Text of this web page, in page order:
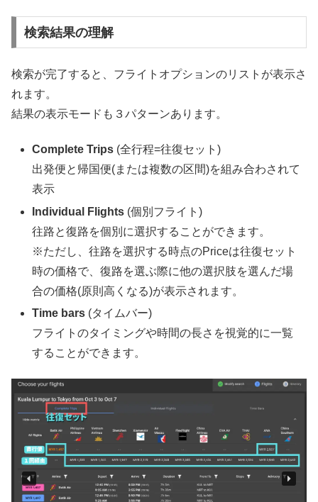
検索結果の理解
検索が完了すると、フライトオプションのリストが表示さ
れます。
結果の表示モードも３パターンあります。
Complete Trips (全行程=往復セット)
出発便と帰国便(または複数の区間)を組み合わされて
表示
Individual Flights (個別フライト)
往路と復路を個別に選択することができます。
※ただし、往路を選択する時点のPriceは往復セット
時の価格で、復路を選ぶ際に他の選択肢を選んだ場
合の価格(原則高くなる)が表示されます。
Time bars (タイムバー)
フライトのタイミングや時間の長さを視覚的に一覧
することができます。